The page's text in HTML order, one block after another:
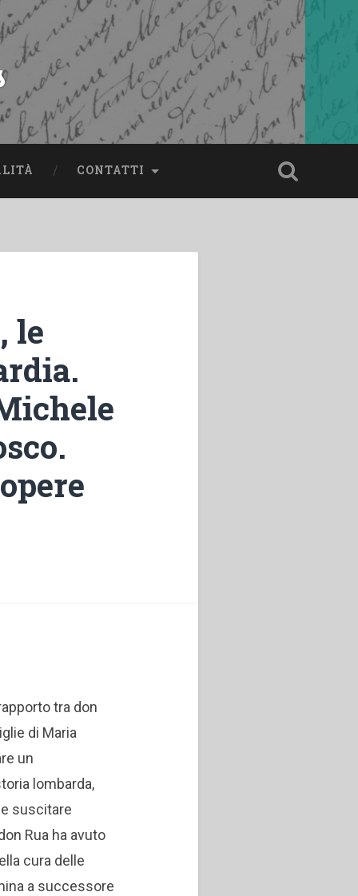
CONTATTI
le
tra don
di Maria
un
lombarda,
suscitare
Rua ha avuto
cura delle
a successore